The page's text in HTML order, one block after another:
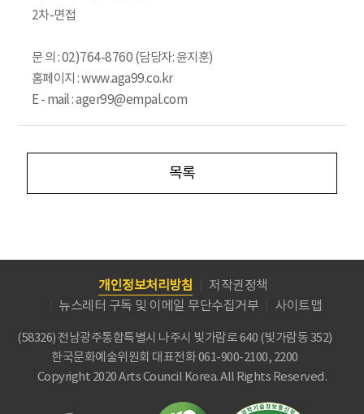
2차-면접
문 의 : 02)764-8760 (담당자: 윤지훈)
홈페이지 : www.aga99.co.kr
E - mail : ager99@empal.com
목록
개인정보처리방침
저작권정책
뉴스레터 구독 및 이메일 무단수집거부
사이트맵
(58326) 전남광주통합특별시 나주시 빛가람로 640 (빛가람동 352)
한국문화예술위원회 대표전화 061-900-2100, 2200
Copyright 2020 Arts Council Korea. All Rights Reserved.